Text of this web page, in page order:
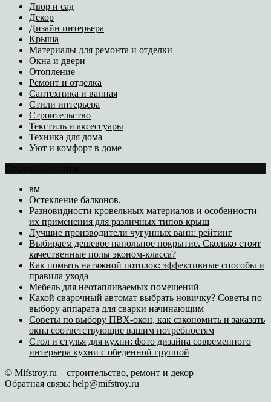
Двор и сад
Декор
Дизайн интерьера
Крыша
Материалы для ремонта и отделки
Окна и двери
Отопление
Ремонт и отделка
Сантехника и ванная
Стили интерьера
Строительство
Текстиль и аксессуары
Техника для дома
Уют и комфорт в доме
вм
Остекление балконов.
Разновидности кровельных материалов и особенности
их применения для различных типов крыш
Лучшие производители чугунных ванн: рейтинг
Выбираем дешевое напольное покрытие. Сколько стоят
качественные полы эконом-класса?
Как помыть натяжной потолок: эффективные способы и
правила ухода
Мебель для неотапливаемых помещений
Какой сварочный автомат выбрать новичку? Советы по
выбору аппарата для сварки начинающим
Советы по выбору ПВХ-окон, как сэкономить и заказать
окна соответствующие вашим потребностям
Стол и стулья для кухни: фото дизайна современного
интерьера кухни с обеденной группой
© Mifstroy.ru – строительство, ремонт и декор
Обратная связь: help@mifstroy.ru